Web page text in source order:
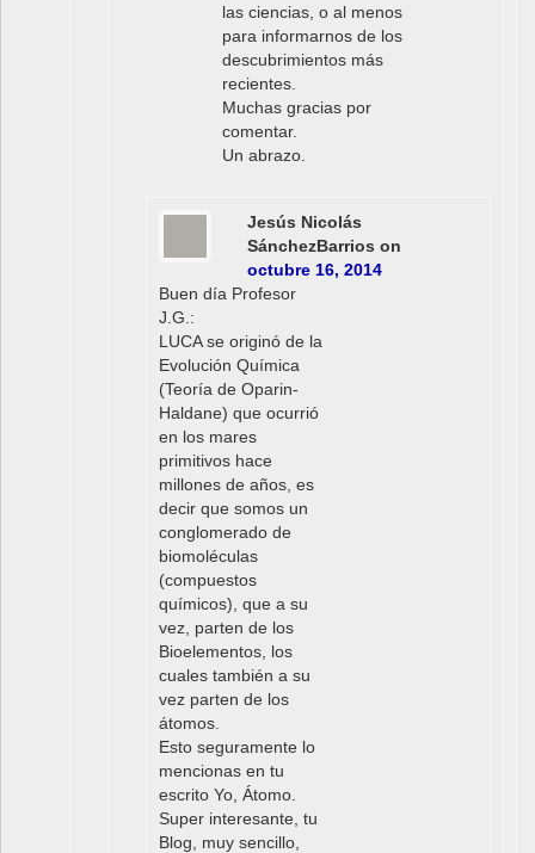
las ciencias, o al menos
para informarnos de los
descubrimientos más
recientes.
Muchas gracias por
comentar.
Un abrazo.
Jesús Nicolás
SánchezBarrios on
octubre 16, 2014
Buen día Profesor
J.G.:
LUCA se originó de la
Evolución Química
(Teoría de Oparin-
Haldane) que ocurrió
en los mares
primitivos hace
millones de años, es
decir que somos un
conglomerado de
biomoléculas
(compuestos
químicos), que a su
vez, parten de los
Bioelementos, los
cuales también a su
vez parten de los
átomos.
Esto seguramente lo
mencionas en tu
escrito Yo, Átomo.
Super interesante, tu
Blog, muy sencillo,